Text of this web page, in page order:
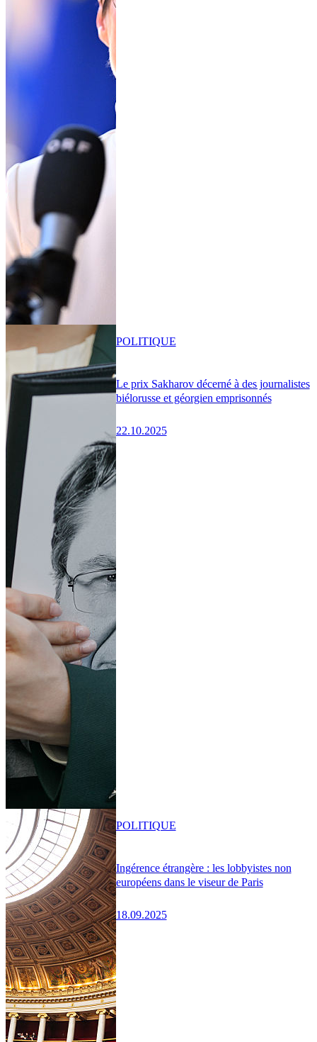
Le prix Sakharov décerné à des journalistes
biélorusse et géorgien emprisonnés
22.10.2025
POLITIQUE
Ingérence étrangère : les lobbyistes non
européens dans le viseur de Paris
18.09.2025
POLITIQUE